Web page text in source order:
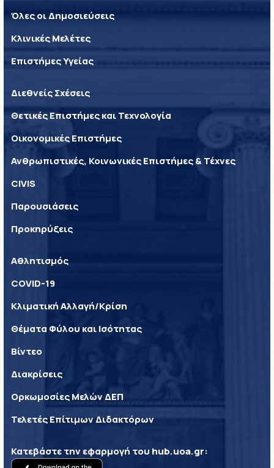
Όλες οι Δημοσιεύσεις
Κλινικές Μελέτες
Επιστήμες Υγείας
Διεθνείς Σχέσεις
Θετικές Επιστήμες και Τεχνολογία
Οικονομικές Επιστήμες
Ανθρωπιστικές, Κοινωνικές Επιστήμες & Τέχνες
CIVIS
Παρουσιάσεις
Προκηρύξεις
Αθλητισμός
COVID-19
Κλιματική Αλλαγή/Κρίση
Θέματα Φύλου και Ισότητας
Βίντεο
Διακρίσεις
Ορκωμοσίες Μελών ΔΕΠ
Τελετές Επίτιμων Διδακτόρων
Κατεβάστε την εφαρμογή του hub.uoa.gr: